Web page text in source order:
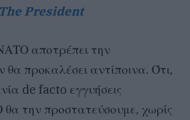
President
αποτρέπει την
θα προκαλέσει αντίποινα. Ότι,
de facto εγγυήσεις
την προστατεύσουμε, χωρίς